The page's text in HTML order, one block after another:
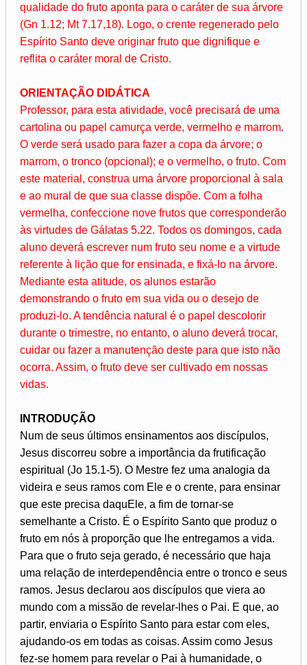
qualidade do fruto aponta para o caráter de sua árvore
(Gn 1.12; Mt 7.17,18). Logo, o crente regenerado pelo
Espírito Santo deve originar fruto que dignifique e
reflita o caráter moral de Cristo.
ORIENTAÇÃO DIDÁTICA
Professor, para esta atividade, você precisará de uma
cartolina ou papel camurça verde, vermelho e marrom.
O verde será usado para fazer a copa da árvore; o
marrom, o tronco (opcional); e o vermelho, o fruto. Com
este material, construa uma árvore proporcional à sala
e ao mural de que sua classe dispõe. Com a folha
vermelha, confeccione nove frutos que corresponderão
às virtudes de Gálatas 5.22. Todos os domingos, cada
aluno deverá escrever num fruto seu nome e a virtude
referente à lição que for ensinada, e fixá-lo na árvore.
Mediante esta atitude, os alunos estarão
demonstrando o fruto em sua vida ou o desejo de
produzi-lo. A tendência natural é o papel descolorir
durante o trimestre, no entanto, o aluno deverá trocar,
cuidar ou fazer a manutenção deste para que isto não
ocorra. Assim, o fruto deve ser cultivado em nossas
vidas.
INTRODUÇÃO
Num de seus últimos ensinamentos aos discípulos,
Jesus discorreu sobre a importância da frutificação
espiritual (Jo 15.1-5). O Mestre fez uma analogia da
videira e seus ramos com Ele e o crente, para ensinar
que este precisa daquEle, a fim de tornar-se
semelhante a Cristo. É o Espírito Santo que produz o
fruto em nós à proporção que lhe entregamos a vida.
Para que o fruto seja gerado, é necessário que haja
uma relação de interdependência entre o tronco e seus
ramos. Jesus declarou aos discípulos que viera ao
mundo com a missão de revelar-lhes o Pai. E que, ao
partir, enviaria o Espírito Santo para estar com eles,
ajudando-os em todas as coisas. Assim como Jesus
fez-se homem para revelar o Pai à humanidade, o